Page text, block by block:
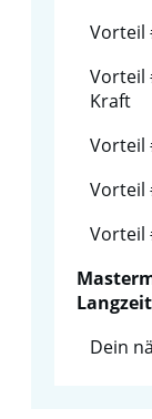
Vorteil
Vorteil
Kraft
Vorteil
Vorteil
Vorteil
Dein